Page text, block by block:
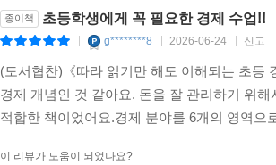
종이책 초등학생에게 꼭 필요한 경제 수업!!
g********8 2026-06-24 신고
(도서협찬)《따라 읽기만 해도 이해되는 초등
경제 개념인 것 같아요. 돈을 잘 관리하기 위
적합한 책이었어요.경제 분야를 6개의 영역
이 리뷰가 도움이 되었나요?